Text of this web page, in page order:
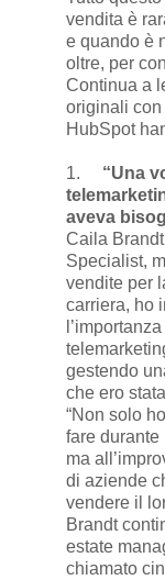
vendita è
e quando è
oltre, per
Continua a
originali
HubSpot
1. “Una
aveva
Caila
Specialist,
vendite per
carriera, ho
gestendo
che ero
“Non solo
fare durante
ma
di aziende
vendere il
Brandt
estate
chiamato